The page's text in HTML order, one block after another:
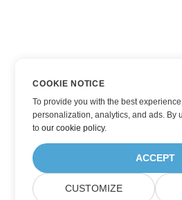
COOKIE NOTICE
To provide you with the best
personalization, analytics, and ads. By
toour cookie policy.
ACCEPT
CUSTOMIZE